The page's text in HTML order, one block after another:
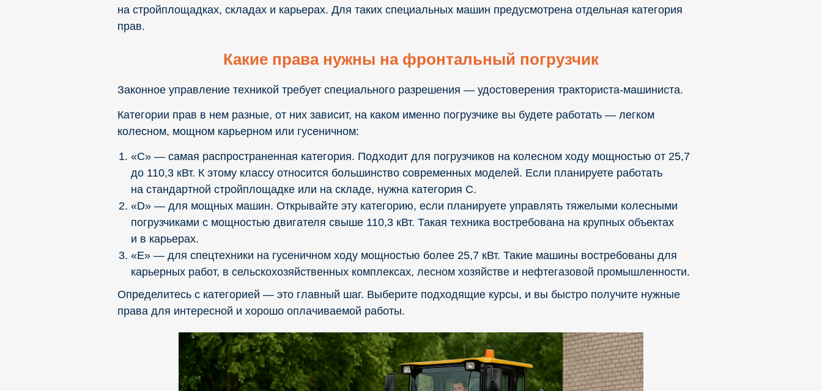
на стройплощадках, складах и карьерах. Для таких специальных машин предусмотрена отдельная категория
прав.
Какие права нужны на фронтальный погрузчик
Законное управление техникой требует специального разрешения — удостоверения тракториста-машиниста.
Категории прав в нем разные, от них зависит, на каком именно погрузчике вы будете работать — легком
колесном, мощном карьерном или гусеничном:
«C» — самая распространенная категория. Подходит для погрузчиков на колесном ходу мощностью от 25,7
до 110,3 кВт. К этому классу относится большинство современных моделей. Если планируете работать
на стандартной стройплощадке или на складе, нужна категория С.
«D» — для мощных машин. Открывайте эту категорию, если планируете управлять тяжелыми колесными
погрузчиками с мощностью двигателя свыше 110,3 кВт. Такая техника востребована на крупных объектах
и в карьерах.
«E» — для спецтехники на гусеничном ходу мощностью более 25,7 кВт. Такие машины востребованы для
карьерных работ, в сельскохозяйственных комплексах, лесном хозяйстве и нефтегазовой промышленности.
Определитесь с категорией — это главный шаг. Выберите подходящие курсы, и вы быстро получите нужные
права для интересной и хорошо оплачиваемой работы.